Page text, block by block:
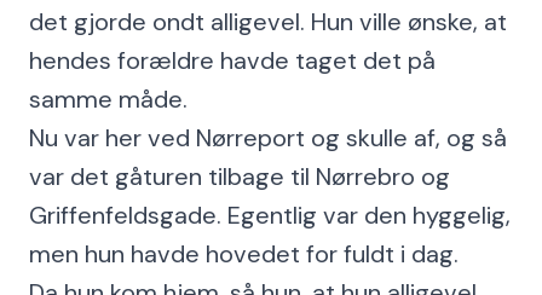
det gjorde ondt alligevel. Hun ville ønske, at
hendes forældre havde taget det på
samme måde.
Nu var her ved Nørreport og skulle af, og så
var det gåturen tilbage til Nørrebro og
Griffenfeldsgade. Egentlig var den hyggelig,
men hun havde hovedet for fuldt i dag.